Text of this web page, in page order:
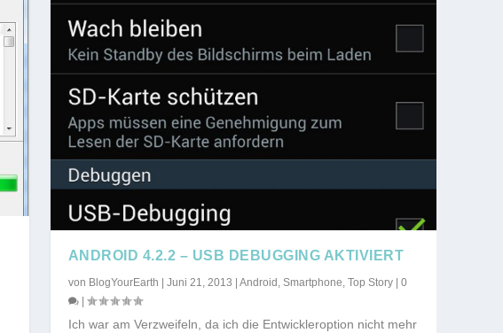
ANDROID 4.2.2 – USB DEBUGGING AKTIVIERT
von BlogYourEarth Juni 21, 2013 Android , Smartphone, Top Story| 0
|
Ich war am Verzweifeln, da ich die Entwickleroption nicht mehr